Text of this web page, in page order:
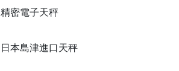
精密電子天秤
日本島津進口天秤